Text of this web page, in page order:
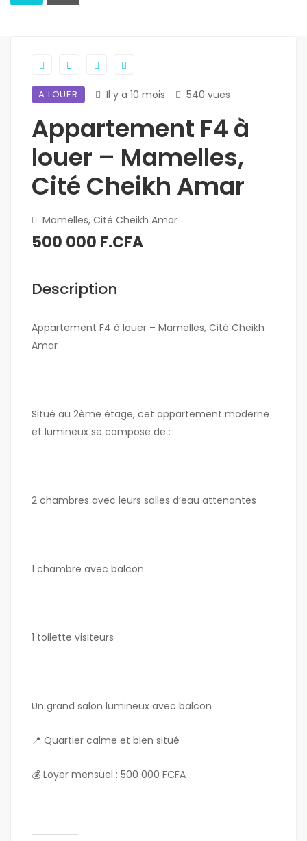
A LOUER Il y a 10 mois 540 vues
Appartement F4 à
louer – Mamelles,
Cité Cheikh Amar
Mamelles, Cité Cheikh Amar
500 000 F.CFA
Description
Appartement F4 à louer – Mamelles, Cité Cheikh
Amar
Situé au 2ème étage, cet appartement moderne
et lumineux se compose de :
2 chambres avec leurs salles d’eau attenantes
1 chambre avec balcon
1 toilette visiteurs
Un grand salon lumineux avec balcon
📍 Quartier calme et bien situé
💰 Loyer mensuel : 500 000 FCFA